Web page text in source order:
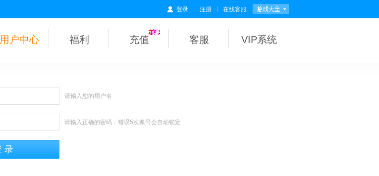
登录 注册 在线客服
用户中心 福利 充值 客服 VIP系统
请输入您的用户名
请输入正确的密码，错误5次账号会自动锁定